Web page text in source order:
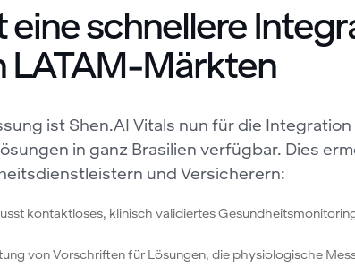
schnellere
LATAM-Märkten
ist Shen.AI Vitals nun für die
in ganz Brasilien verfügbar. Dies
und Versicherern:
kontaktloses, klinisch validiertes
von Vorschriften für Lösungen, die physiologische